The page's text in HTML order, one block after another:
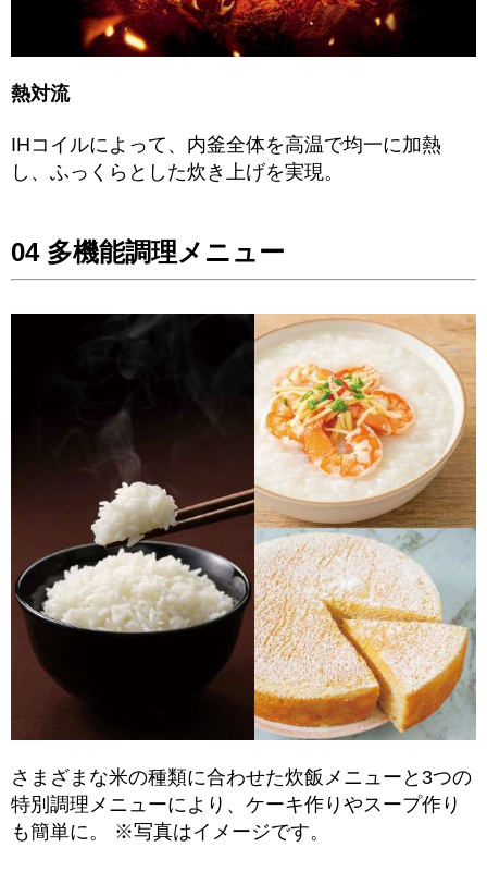
熱対流
IHコイルによって、内釜全体を高温で均一に加熱
し、ふっくらとした炊き上げを実現。
04 多機能調理メニュー
さまざまな米の種類に合わせた炊飯メニューと3つの
特別調理メニューにより、ケーキ作りやスープ作り
も簡単に。 ※写真はイメージです。